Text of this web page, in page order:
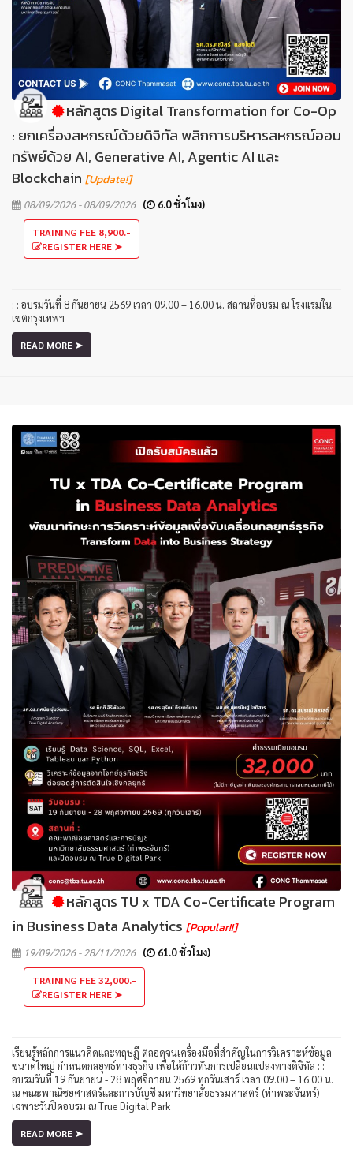
หลักสูตร Digital Transformation for Co-Op
: ยกเครื่องสหกรณ์ด้วยดิจิทัล พลิกการบริหารสหกรณ์ออม
ทรัพย์ด้วย AI, Generative AI, Agentic AI และ
Blockchain [Update!]
08/09/2026 - 08/09/2026 ( 6.0 ชั่วโมง)
TRAINING FEE 8,900.-
REGISTER HERE ➤
: : อบรมวันที่ 8 กันยายน 2569 เวลา 09.00 – 16.00 น. สถานที่อบรม ณ โรงแรมใน
เขตกรุงเทพฯ
READ MORE ➤
หลักสูตร TU x TDA Co-Certificate Program
in Business Data Analytics [Popular!!]
19/09/2026 - 28/11/2026 ( 61.0 ชั่วโมง)
TRAINING FEE 32,000.-
REGISTER HERE ➤
เรียนรู้หลักการแนวคิดและทฤษฎี ตลอดจนเครื่องมือที่สำคัญในการวิเคราะห์ข้อมูล
ขนาดใหญ่ กำหนดกลยุทธ์ทางธุรกิจ เพื่อให้ก้าวทันการเปลี่ยนแปลงทางดิจิทัล : :
อบรมวันที่ 19 กันยายน - 28 พฤศจิกายน 2569 ทุกวันเสาร์ เวลา 09.00 – 16.00 น.
ณ คณะพาณิชยศาสตร์และการบัญชี มหาวิทยาลัยธรรมศาสตร์ (ท่าพระจันทร์)
เฉพาะวันปิดอบรม ณ True Digital Park
READ MORE ➤